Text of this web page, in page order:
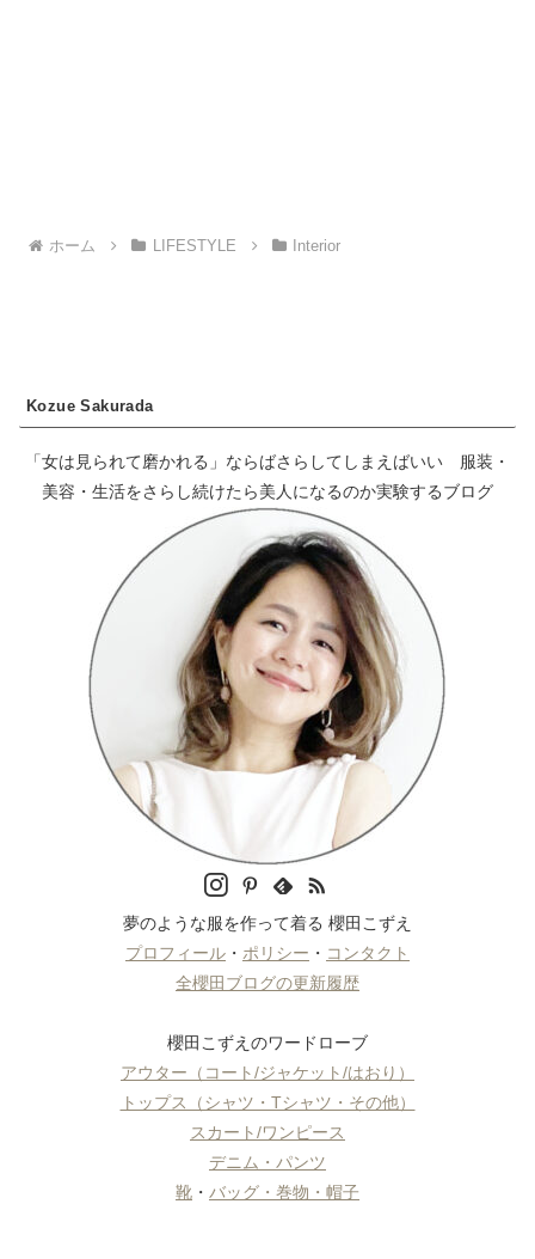
ホーム LIFESTYLE Interior
Kozue Sakurada
「女は見られて磨かれる」ならばさらしてしまえばいい 服装・
美容・生活をさらし続けたら美人になるのか実験するブログ
夢のような服を作って着る 櫻田こずえ
プロフィール ・ ポリシー ・ コンタクト
全櫻田ブログの更新履歴
櫻田こずえのワードローブ
アウター（コート/ジャケット/はおり）
トップス（シャツ・Tシャツ・その他）
スカート/ワンピース
デニム・パンツ
靴 ・ バッグ・巻物・帽子